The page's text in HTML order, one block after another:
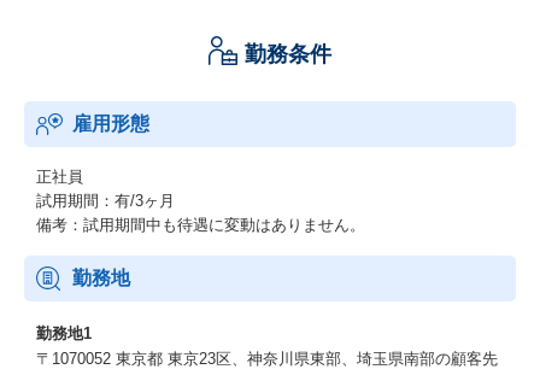
勤務条件
雇用形態
正社員
試用期間：有/3ヶ月
備考：試用期間中も待遇に変動はありません。
勤務地
勤務地1
〒1070052 東京都 東京23区、神奈川県東部、埼玉県南部の顧客先